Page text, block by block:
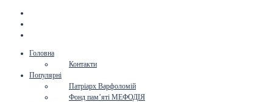
Головна
Контакти
Популярні
Патріарх Варфоломій
Фонд пам’яті МЕФОДІЯ